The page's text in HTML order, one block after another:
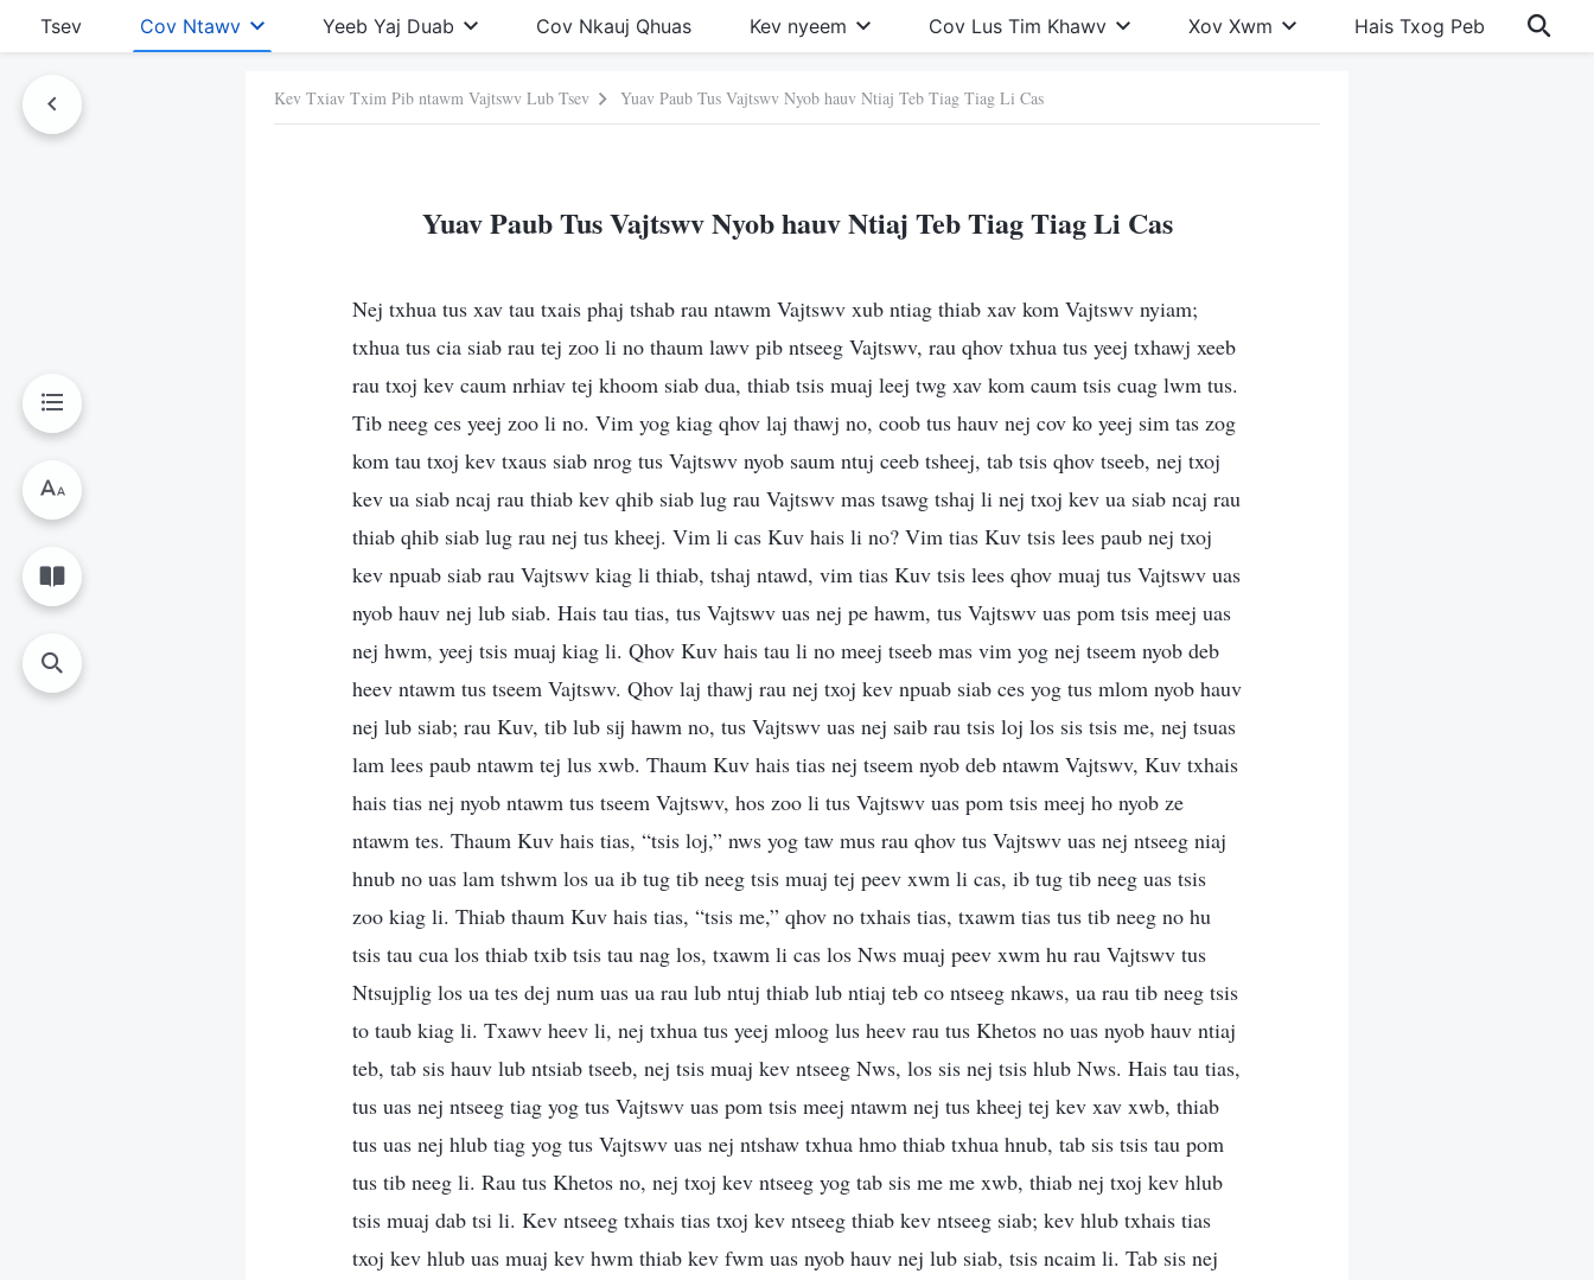
Tsev Cov Ntawv Yeeb Yaj Duab Cov Nkauj Qhuas Kev nyeem Cov Lus Tim Khawv Xov Xwm Hais Txog Peb
Kev Txiav Txim Pib ntawm Vajtswv Lub Tsev Yuav Paub Tus Vajtswv Nyob hauv Ntiaj Teb Tiag Tiag Li Cas
Yuav Paub Tus Vajtswv Nyob hauv Ntiaj Teb Tiag Tiag Li Cas
Nej txhua tus xav tau txais phaj tshab rau ntawm Vajtswv xub ntiag thiab xav kom Vajtswv nyiam;
txhua tus cia siab rau tej zoo li no thaum lawv pib ntseeg Vajtswv, rau qhov txhua tus yeej txhawj xeeb
rau txoj kev caum nrhiav tej khoom siab dua, thiab tsis muaj leej twg xav kom caum tsis cuag lwm tus.
Tib neeg ces yeej zoo li no. Vim yog kiag qhov laj thawj no, coob tus hauv nej cov ko yeej sim tas zog
kom tau txoj kev txaus siab nrog tus Vajtswv nyob saum ntuj ceeb tsheej, tab tsis qhov tseeb, nej txoj
kev ua siab ncaj rau thiab kev qhib siab lug rau Vajtswv mas tsawg tshaj li nej txoj kev ua siab ncaj rau
thiab qhib siab lug rau nej tus kheej. Vim li cas Kuv hais li no? Vim tias Kuv tsis lees paub nej txoj
kev npuab siab rau Vajtswv kiag li thiab, tshaj ntawd, vim tias Kuv tsis lees qhov muaj tus Vajtswv uas
nyob hauv nej lub siab. Hais tau tias, tus Vajtswv uas nej pe hawm, tus Vajtswv uas pom tsis meej uas
nej hwm, yeej tsis muaj kiag li. Qhov Kuv hais tau li no meej tseeb mas vim yog nej tseem nyob deb
heev ntawm tus tseem Vajtswv. Qhov laj thawj rau nej txoj kev npuab siab ces yog tus mlom nyob hauv
nej lub siab; rau Kuv, tib lub sij hawm no, tus Vajtswv uas nej saib rau tsis loj los sis tsis me, nej tsuas
lam lees paub ntawm tej lus xwb. Thaum Kuv hais tias nej tseem nyob deb ntawm Vajtswv, Kuv txhais
hais tias nej nyob ntawm tus tseem Vajtswv, hos zoo li tus Vajtswv uas pom tsis meej ho nyob ze
ntawm tes. Thaum Kuv hais tias, “tsis loj,” nws yog taw mus rau qhov tus Vajtswv uas nej ntseeg niaj
hnub no uas lam tshwm los ua ib tug tib neeg tsis muaj tej peev xwm li cas, ib tug tib neeg uas tsis
zoo kiag li. Thiab thaum Kuv hais tias, “tsis me,” qhov no txhais tias, txawm tias tus tib neeg no hu
tsis tau cua los thiab txib tsis tau nag los, txawm li cas los Nws muaj peev xwm hu rau Vajtswv tus
Ntsujplig los ua tes dej num uas ua rau lub ntuj thiab lub ntiaj teb co ntseeg nkaws, ua rau tib neeg tsis
to taub kiag li. Txawv heev li, nej txhua tus yeej mloog lus heev rau tus Khetos no uas nyob hauv ntiaj
teb, tab sis hauv lub ntsiab tseeb, nej tsis muaj kev ntseeg Nws, los sis nej tsis hlub Nws. Hais tau tias,
tus uas nej ntseeg tiag yog tus Vajtswv uas pom tsis meej ntawm nej tus kheej tej kev xav xwb, thiab
tus uas nej hlub tiag yog tus Vajtswv uas nej ntshaw txhua hmo thiab txhua hnub, tab sis tsis tau pom
tus tib neeg li. Rau tus Khetos no, nej txoj kev ntseeg yog tab sis me me xwb, thiab nej txoj kev hlub
tsis muaj dab tsi li. Kev ntseeg txhais tias txoj kev ntseeg thiab kev ntseeg siab; kev hlub txhais tias
txoj kev hlub uas muaj kev hwm thiab kev fwm uas nyob hauv nej lub siab, tsis ncaim li. Tab sis nej